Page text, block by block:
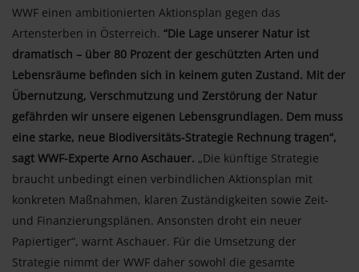
WWF einen ambitionierten Aktionsplan gegen das
Artensterben in Österreich. “Die Lage unserer Natur ist
dramatisch – über 80 Prozent der geschützten Arten und
Lebensräume befinden sich in keinem guten Zustand. Mit der
Übernutzung, Verschmutzung und Zerstörung der Natur
gefährden wir unsere eigenen Lebensgrundlagen. Dem muss
eine starke, neue Biodiversitäts-Strategie Rechnung tragen“,
sagt WWF-Experte Arno Aschauer. „Die künftige Strategie
braucht unbedingt einen verbindlichen Aktionsplan mit
konkreten Maßnahmen, klaren Zuständigkeiten sowie Zeit-
und Finanzierungsplänen. Ansonsten droht ein neuer
Papiertiger“, warnt Aschauer. Für die Umsetzung der
Strategie nimmt der WWF daher sowohl die gesamte